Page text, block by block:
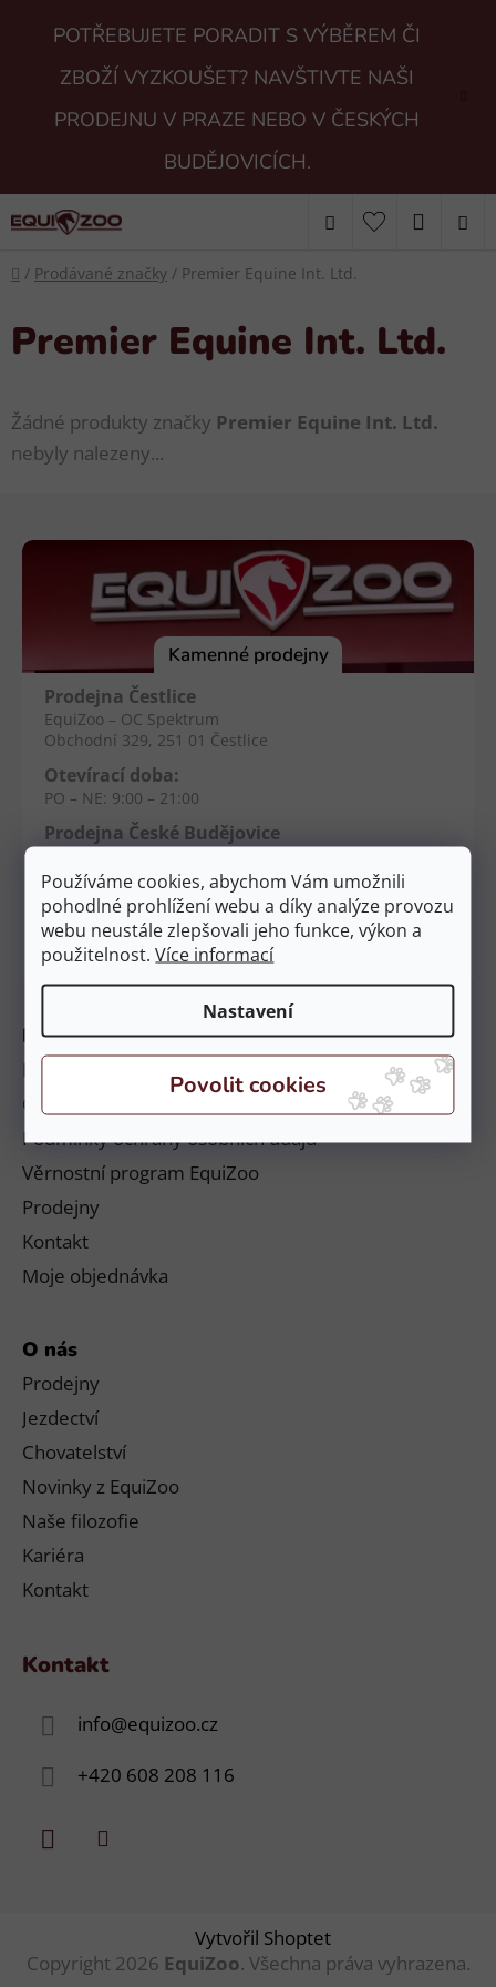
Používáme cookies, abychom Vám umožnili
pohodlné prohlížení webu a díky analýze provozu
webu neustále zlepšovali jeho funkce, výkon a
použitelnost.Více informací
Nastavení
POTŘEBUJETE PORADIT S VÝBĚREM ČI
ZBOŽÍ VYZKOUŠET? NAVŠTIVTE NAŠI
PRODEJNU V PRAZE NEBO V ČESKÝCH
BUDĚJOVICÍCH.
Hledat
Domů
/ Prodávané značky / Premier Equine Int. Ltd.
Premier Equine Int. Ltd.
Žádné produkty značky Premier Equine Int. Ltd.
nebyly nalezeny...
Informace
Obchodní podmínky a reklamační řád
Podmínky ochrany osobních údajů
Věrnostní program EquiZoo
Prodejny
Kontakt
Moje objednávka
O nás
Prodejny
Jezdectví
Chovatelství
Novinky z EquiZoo
Naše filozofie
Kariéra
Kontakt
Kontakt
info@equizoo.cz
+420 608 208 116
Kamenné prodejny
Prodejna Čestlice
EquiZoo – OC Spektrum
Obchodní 329, 251 01 Čestlice
Otevírací doba:
PO – NE: 9:00 – 21:00
Prodejna České Budějovice
Průběžná 2551, 370 04 Č. Budějovice
Otevírací doba:
PO – NE: 9:00 – 20:00
Vytvořil Shoptet
Copyright 2026 EquiZoo. Všechna práva vyhrazena.